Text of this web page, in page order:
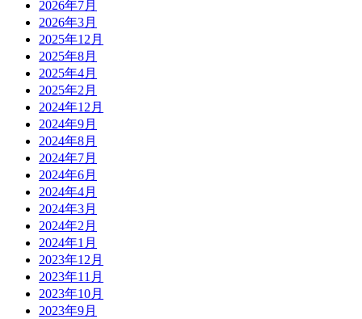
2026年7月
2026年3月
2025年12月
2025年8月
2025年4月
2025年2月
2024年12月
2024年9月
2024年8月
2024年7月
2024年6月
2024年4月
2024年3月
2024年2月
2024年1月
2023年12月
2023年11月
2023年10月
2023年9月